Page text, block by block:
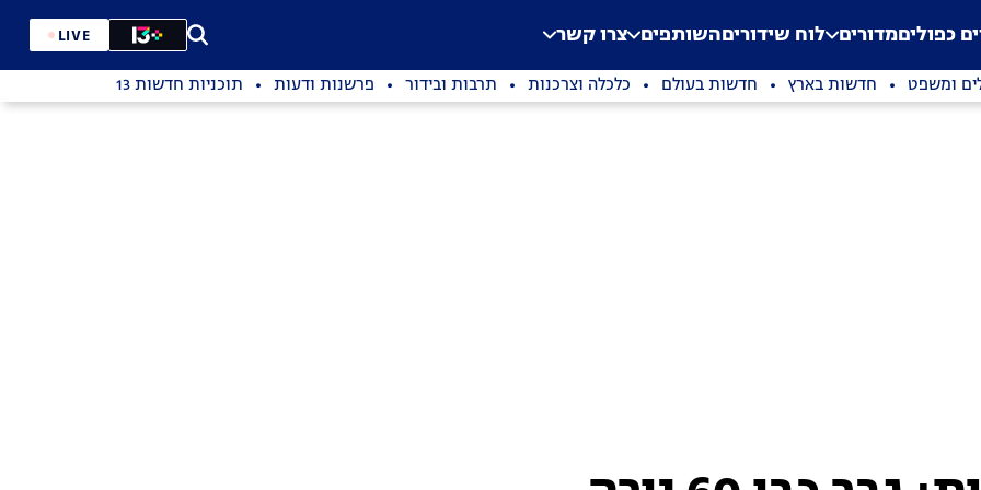
Application error: a
. כפוליםמדורים לוח שידוריםהשותפים צרו קשר LIVE
ומשפט חדשות בארץ חדשות בעולם כלכלה וצרכנות תרבות ובידור פרשנות ודעות תוכניות חדשות 13